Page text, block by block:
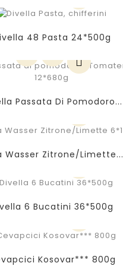
48 Pasta 24*500g
Passata Di Pomodoro...
Wasser Zitrone/Limette...
6 Bucatini 36*500g
Kosovar*** 800g